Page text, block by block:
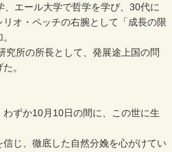
エール大学で哲学を学び、30代に
オ・ペッチの右腕として「成長の限
究所の所長として、発展途上国の問
。
ずか10月10日の間に、この世に生
じ、徹底した自然分娩を心がけてい